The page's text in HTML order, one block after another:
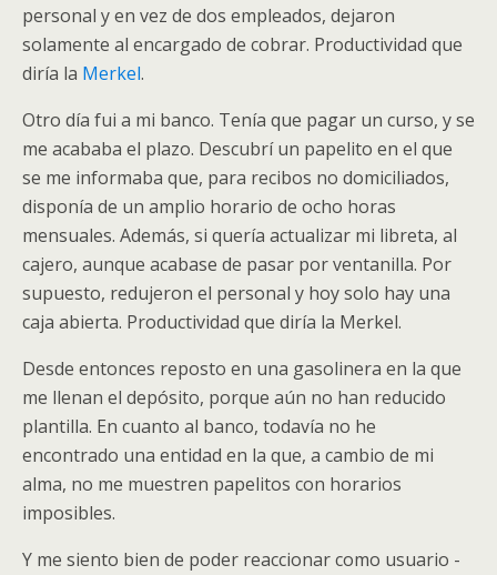
personal y en vez de dos empleados, dejaron
solamente al encargado de cobrar. Productividad que
diría la Merkel.
Otro día fui a mi banco. Tenía que pagar un curso, y se
me acababa el plazo. Descubrí un papelito en el que
se me informaba que, para recibos no domiciliados,
disponía de un amplio horario de ocho horas
mensuales. Además, si quería actualizar mi libreta, al
cajero, aunque acabase de pasar por ventanilla. Por
supuesto, redujeron el personal y hoy solo hay una
caja abierta. Productividad que diría la Merkel.
Desde entonces reposto en una gasolinera en la que
me llenan el depósito, porque aún no han reducido
plantilla. En cuanto al banco, todavía no he
encontrado una entidad en la que, a cambio de mi
alma, no me muestren papelitos con horarios
imposibles.
Y me siento bien de poder reaccionar como usuario -